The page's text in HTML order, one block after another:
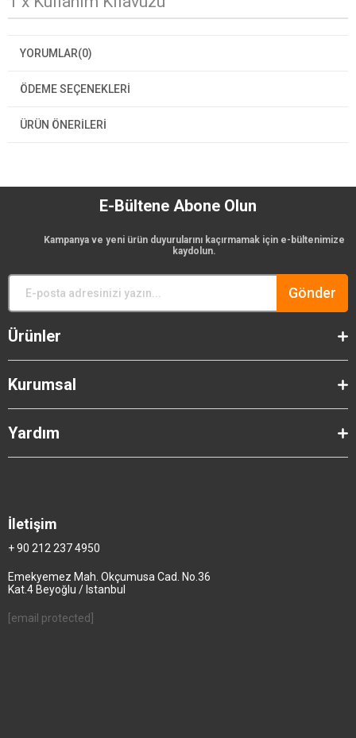
YORUMLAR(0)
ÖDEME SEÇENEKLERI
ÜRÜN ÖNERILERI
E-Bültene Abone Olun
Kampanya ve yeni ürün duyurularını kaçırmamak için e-bültenimize
kaydolun.
Gönder
Ürünler
Kurumsal
Yardım
İletişim
+ 90 212 237 4950
Emekyemez Mah. Okçumusa Cad. No.36
Kat.4 Beyoğlu / Istanbul
[email protected]